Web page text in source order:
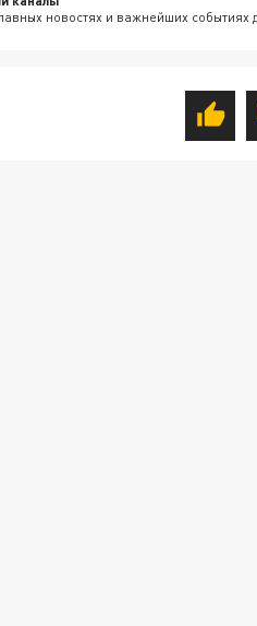
новостях и важнейших событиях